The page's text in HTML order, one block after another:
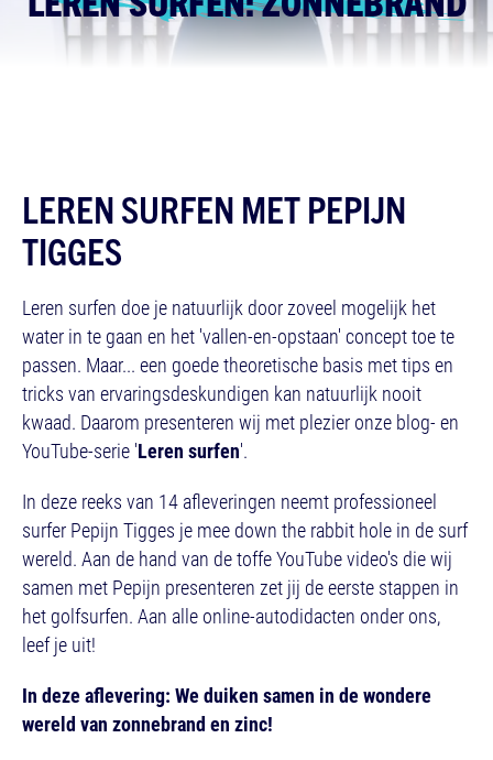
LEREN SURFEN MET PEPIJN
TIGGES
Leren surfen doe je natuurlijk door zoveel mogelijk het
water in te gaan en het 'vallen-en-opstaan' concept toe te
passen. Maar... een goede theoretische basis met tips en
tricks van ervaringsdeskundigen kan natuurlijk nooit
kwaad. Daarom presenteren wij met plezier onze blog- en
YouTube-serie 'Leren surfen'.
In deze reeks van 14 afleveringen neemt professioneel
surfer Pepijn Tigges je mee down the rabbit hole in de surf
wereld. Aan de hand van de toffe YouTube video's die wij
samen met Pepijn presenteren zet jij de eerste stappen in
het golfsurfen. Aan alle online-autodidacten onder ons,
leef je uit!
In deze aflevering: We duiken samen in de wondere
wereld van zonnebrand en zinc!